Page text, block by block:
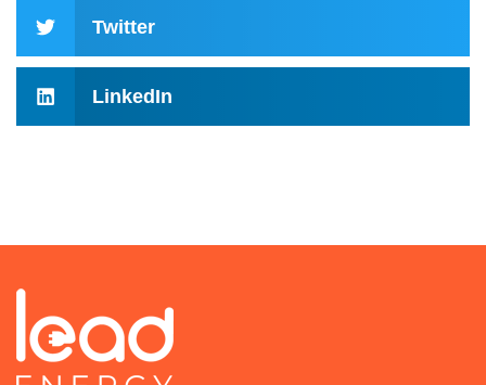
Twitter
LinkedIn